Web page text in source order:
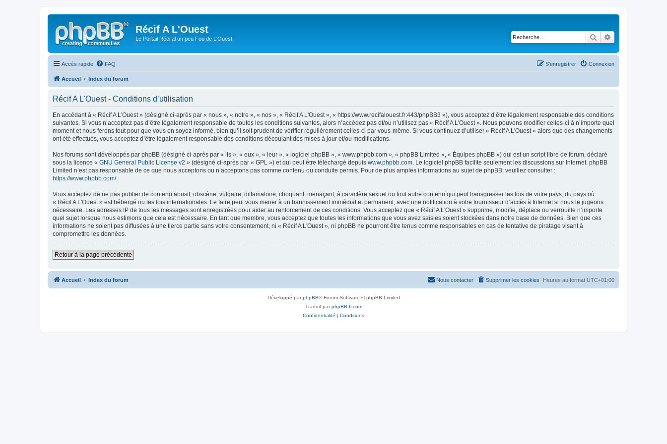
Récif A L'Ouest
Le Portail Récifal un peu Fou de L'Ouest Rechercher
Accès rapide FAQ Connexion
S’enregistrer
Accueil Index du forum
Récif A L'Ouest - Conditions d’utilisation
En accédant à « Récif A L'Ouest » (désigné ci-après par « nous », « notre », « nos », « Récif A L'Ouest », « https://www.recifalouest.fr:443/phpBB3 »), vous acceptez d’être légalement responsable des conditions
suivantes. Si vous n’acceptez pas d’être légalement responsable de toutes les conditions suivantes, alors n’accédez pas et/ou n’utilisez pas « Récif A L'Ouest ». Nous pouvons modifier celles-ci à n’importe quel
moment et nous ferons tout pour que vous en soyez informé, bien qu’il soit prudent de vérifier régulièrement celles-ci par vous-même. Si vous continuez d’utiliser « Récif A L'Ouest » alors que des changements
ont été effectués, vous acceptez d’être légalement responsable des conditions découlant des mises à jour et/ou modifications.
Nos forums sont développés par phpBB (désigné ci-après par « ils », « eux », « leur », « logiciel phpBB », « www.phpbb.com », « phpBB Limited », « Équipes phpBB ») qui est un script libre de forum, déclaré
sous la licence « GNU General Public License v2 » (désigné ci-après par « GPL ») et qui peut être téléchargé depuis www.phpbb.com . Le logiciel phpBB facilite seulement les discussions sur Internet. phpBB
Limited n’est pas responsable de ce que nous acceptons ou n’acceptons pas comme contenu ou conduite permis. Pour de plus amples informations au sujet de phpBB, veuillez consulter :
https://www.phpbb.com/.
Vous acceptez de ne pas publier de contenu abusif, obscène, vulgaire, diffamatoire, choquant, menaçant, à caractère sexuel ou tout autre contenu qui peut transgresser les lois de votre pays, du pays où
« Récif A L'Ouest » est hébergé ou les lois internationales. Le faire peut vous mener à un bannissement immédiat et permanent, avec une notification à votre fournisseur d’accès à Internet si nous le jugeons
nécessaire. Les adresses IP de tous les messages sont enregistrées pour aider au renforcement de ces conditions. Vous acceptez que « Récif A L'Ouest » supprime, modifie, déplace ou verrouille n’importe
quel sujet lorsque nous estimons que cela est nécessaire. En tant que membre, vous acceptez que toutes les informations que vous avez saisies soient stockées dans notre base de données. Bien que ces
informations ne soient pas diffusées à une tierce partie sans votre consentement, ni « Récif A L'Ouest », ni phpBB ne pourront être tenus comme responsables en cas de tentative de piratage visant à
compromettre les données.
Retour à la page précédente
Accueil Index du forum Heures au format UTC+01:00
Supprimer les cookies
Nous contacter
Développé parphpBB® Forum Software © phpBB Limited
Traduit parphpBB-fr.com
Confidentialité | Conditions